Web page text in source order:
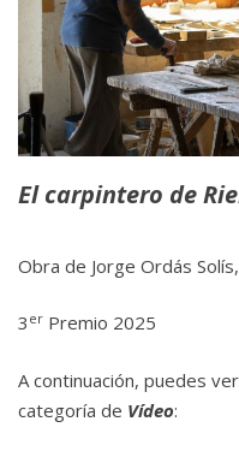
El carpintero de
Obra de Jorge Ordás
3 er Premio 2025
A continuación, puedes
categoría de Vídeo: